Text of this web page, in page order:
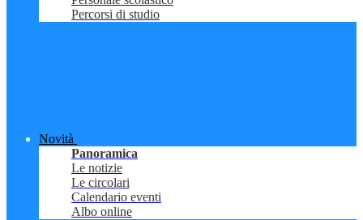
Percorsi di studio
Novità
Panoramica
Le notizie
Le circolari
Calendario eventi
Albo online